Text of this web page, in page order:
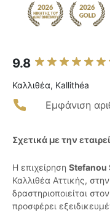
9.8
Καλλιθέα, Kallithéa
Εμφάνιση
Σχετικά με την
Η επιχείρηση Stefanou
Καλλιθέα Αττικής,
δραστηριοποιείται
προσφέρει